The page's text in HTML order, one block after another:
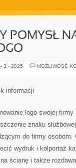
POMYSŁ
3 - 2025
MOŻLIWOŚĆ
informacji
logo swojej
znaku
do firmy
wydruk i kolportaż
ścianę i także